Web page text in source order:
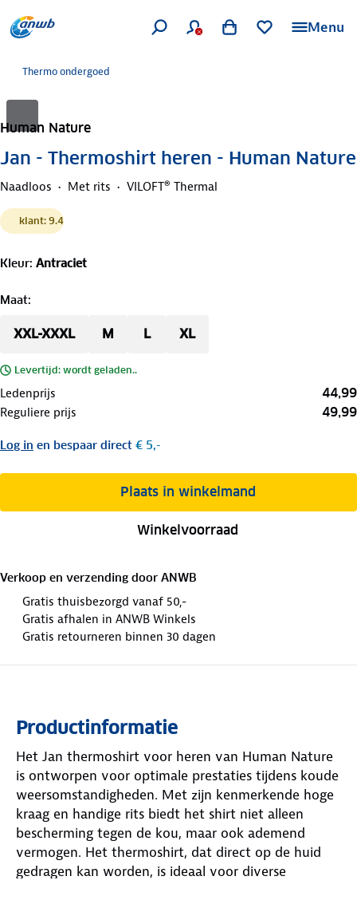
Menu
Thermo ondergoed
Human Nature
Jan - Thermoshirt heren - Human Nature
Naadloos Met rits VILOFT® Thermal
klant: 9.4
Kleur: Antraciet
Maat:
XXL-XXXL M L XL
Levertijd: wordt geladen..
Ledenprijs 44,99
Reguliere prijs 49,99
Log in en bespaar direct € 5,-
Plaats in winkelmand
Winkelvoorraad
Verkoop en verzending door ANWB
Gratis thuisbezorgd vanaf 50,-
Gratis afhalen in ANWB Winkels
Gratis retourneren binnen 30 dagen
Productinformatie
Het Jan thermoshirt voor heren van Human Nature
is ontworpen voor optimale prestaties tijdens koude
weersomstandigheden. Met zijn kenmerkende hoge
kraag en handige rits biedt het shirt niet alleen
bescherming tegen de kou, maar ook ademend
vermogen. Het thermoshirt, dat direct op de huid
gedragen kan worden, is ideaal voor diverse